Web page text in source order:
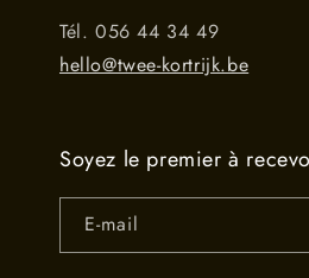
Tél. 056 44 34 49
hello@twee-kortrijk.be
Soyez le premier à
E-mail